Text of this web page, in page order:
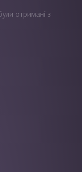
отримані з